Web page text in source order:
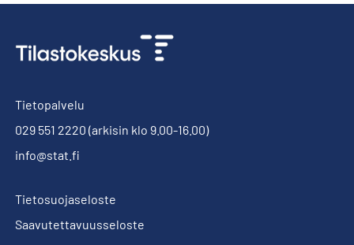
Tietopalvelu
029 551 2220 (arkisin klo 9.00-16.00)
info@stat.fi
Tietosuojaseloste
Saavutettavuusseloste